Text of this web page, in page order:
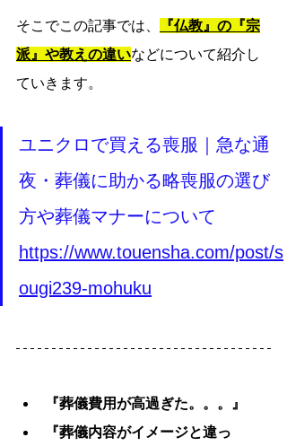
そこでこの記事では、
『仏教』の『宗
派』や教えの違いなどについて紹介し
ていきます。
ユニクロで買える喪服｜急な通
夜・葬儀に助かる略喪服の選び
方や葬儀マナーについて
https://www.touensha.com/post/s
ougi239-mohuku
『葬儀費用が高過ぎた。。。』
『葬儀内容がイメージと違っ